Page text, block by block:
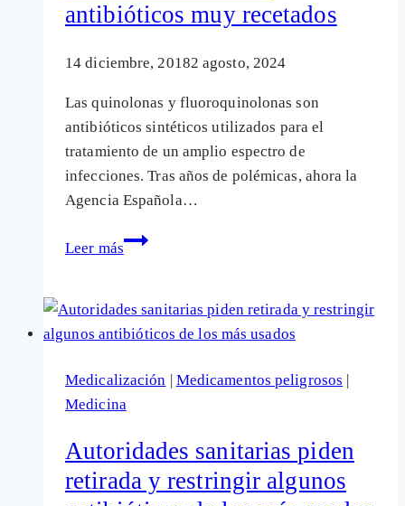
en
de
en
ganadería
pese
a
las
alertas
antibióticos muy recetados
14 diciembre, 20182 agosto, 2024
Las quinolonas y fluoroquinolonas son
antibióticos sintéticos utilizados para el
tratamiento de un amplio espectro de
infecciones. Tras años de polémicas, ahora la
Agencia Española…
Leer más
Nuevas
uso
y
de
fármacos
muy
recetados
Medicalización | Medicamentos peligrosos |
Medicina
Autoridades sanitarias piden
retirada y restringir algunos